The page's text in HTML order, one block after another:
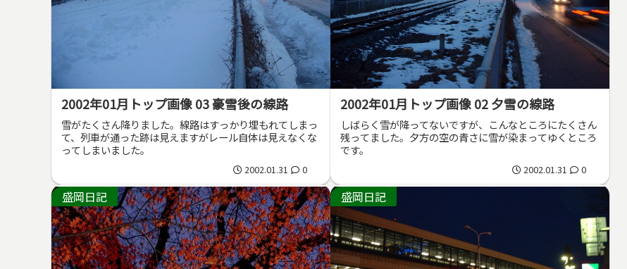
2002年01月トップ画像 03 豪雪後の線路
雪がたくさん降りました。線路はすっかり埋もれてしまっ
て、列車が通った跡は見えますがレール自体は見えなくな
ってしまいました。
2002.01.31 0
2002年01月トップ画像 02 夕雪の線路
しばらく雪が降ってないですが、こんなところにたくさん
残ってました。夕方の空の青さに雪が染まってゆくところ
です。
2002.01.31 0
盛岡日記 盛岡日記